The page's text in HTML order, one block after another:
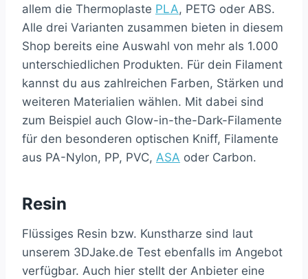
allem die Thermoplaste PLA, PETG oder ABS.
Alle drei Varianten zusammen bieten in diesem
Shop bereits eine Auswahl von mehr als 1.000
unterschiedlichen Produkten. Für dein Filament
kannst du aus zahlreichen Farben, Stärken und
weiteren Materialien wählen. Mit dabei sind
zum Beispiel auch Glow-in-the-Dark-Filamente
für den besonderen optischen Kniff, Filamente
aus PA-Nylon, PP, PVC, ASA oder Carbon.
Resin
Flüssiges Resin bzw. Kunstharze sind laut
unserem 3DJake.de Test ebenfalls im Angebot
verfügbar. Auch hier stellt der Anbieter eine